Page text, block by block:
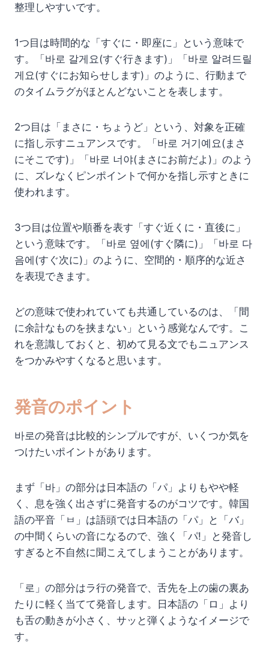
整理しやすいです。
1つ目は時間的な「すぐに・即座に」という意味で
す。「바로 갈게요(すぐ行きます)」「바로 알려드릴
게요(すぐにお知らせします)」のように、行動まで
のタイムラグがほとんどないことを表します。
2つ目は「まさに・ちょうど」という、対象を正確
に指し示すニュアンスです。「바로 거기예요(まさ
にそこです)」「바로 너야(まさにお前だよ)」のよう
に、ズレなくピンポイントで何かを指し示すときに
使われます。
3つ目は位置や順番を表す「すぐ近くに・直後に」
という意味です。「바로 옆에(すぐ隣に)」「바로 다
음에(すぐ次に)」のように、空間的・順序的な近さ
を表現できます。
どの意味で使われていても共通しているのは、「間
に余計なものを挟まない」という感覚なんです。こ
れを意識しておくと、初めて見る文でもニュアンス
をつかみやすくなると思います。
発音のポイント
바로の発音は比較的シンプルですが、いくつか気を
つけたいポイントがあります。
まず「바」の部分は日本語の「パ」よりもやや軽
く、息を強く出さずに発音するのがコツです。韓国
語の平音「ㅂ」は語頭では日本語の「パ」と「バ」
の中間くらいの音になるので、強く「パ!」と発音し
すぎると不自然に聞こえてしまうことがあります。
「로」の部分はラ行の発音で、舌先を上の歯の裏あ
たりに軽く当てて発音します。日本語の「ロ」より
も舌の動きが小さく、サッと弾くようなイメージで
す。